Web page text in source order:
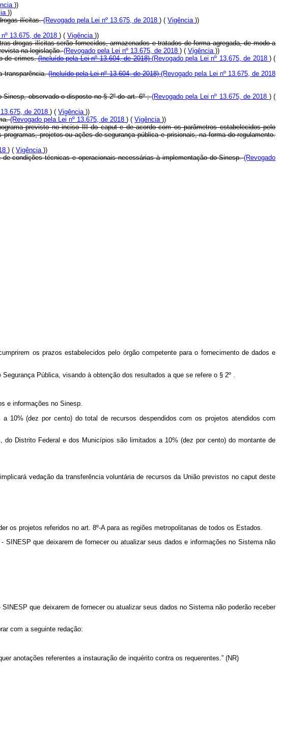
))
))
ilícitas.(Revogado pela Lei nº 13.675, de 2018) (Vigência))
13.675, de 2018) (Vigência))
drogas ilícitas serão fornecidos, armazenados e tratados de forma agregada, de modo a
na legislação.(Revogado pela Lei nº 13.675, de 2018 ) ( Vigência ))
de crimes.(Incluído pela Lei nº 13.604, de 2018)(Revogado pela Lei nº 13.675, de 2018 ) (
transparência.(Incluído pela Lei nº 13.604, de 2018)(Revogado pela Lei nº 13.675, de 2018
Sinesp, observado o disposto no § 2º do art. 6º ;(Revogado pela Lei nº 13.675, de 2018 ) (
13.675, de 2018) (Vigência))
(Revogado pela Lei nº 13.675, de 2018) (Vigência))
previsto no inciso III docapute de acordo com os parâmetros estabelecidos pelo
projetos ou ações de segurança pública e prisionais, na forma do regulamento.
) (Vigência))
condições técnicas e operacionais necessárias à implementação do Sinesp.(Revogado
os prazos estabelecidos pelo órgão competente para o fornecimento de dados e
Pública, visando à obtenção dos resultados a que se refere o § 2º .
e informações no Sinesp.
a 10% (dez por cento) do total de recursos despendidos com os projetos atendidos com
Distrito Federal e dos Municípios são limitados a 10% (dez por cento) do montante de
vedação da transferência voluntária de recursos da União previstos no caputdeste
os projetos referidos no art. 8º-A para as regiões metropolitanas de todos os Estados.
que deixarem de fornecer ou atualizar seus dados e informações no Sistema não
que deixarem de fornecer ou atualizar seus dados no Sistema não poderão receber
com a seguinte redação:
anotações referentes a instauração de inquérito contra os requerentes.” (NR)